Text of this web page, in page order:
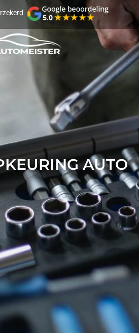
Verzekerd transport
Best Beoordeeld
AUTO